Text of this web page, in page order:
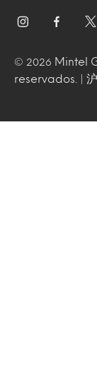
© 2026
Mintel
reservados. |